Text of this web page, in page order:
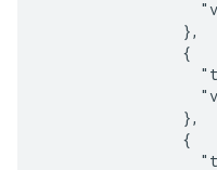
                },
                {
                },
                {